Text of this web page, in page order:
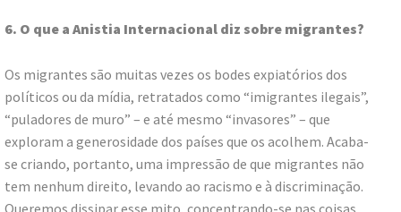
6. O que a Anistia Internacional diz sobre migrantes?
Os migrantes são muitas vezes os bodes expiatórios dos
políticos ou da mídia, retratados como “imigrantes ilegais”,
“puladores de muro” – e até mesmo “invasores” – que
exploram a generosidade dos países que os acolhem. Acaba-
se criando, portanto, uma impressão de que migrantes não
tem nenhum direito, levando ao racismo e à discriminação.
Queremos dissipar esse mito, concentrando-se nas coisas